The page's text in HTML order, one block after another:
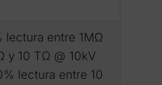
lectura entre 1MΩ
y 10 TΩ @ 10kV
lectura entre 10